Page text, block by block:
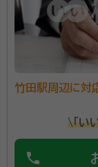
竹田駅周辺に対
\「い
phone